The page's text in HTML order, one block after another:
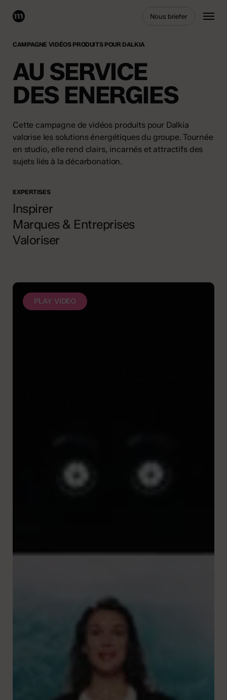
content
Nous briefer Menu
CAMPAGNE VIDÉOS PRODUITS POUR DALKIA
AU SERVICE
DES ENERGIES
Cette campagne de vidéos produits pour Dalkia
valorise les solutions énergétiques du groupe. Tournée
en studio, elle rend clairs, incarnés et attractifs des
sujets liés à la décarbonation.
EXPERTISES
Inspirer
Marques & Entreprises
Valoriser
PLAY VIDEO